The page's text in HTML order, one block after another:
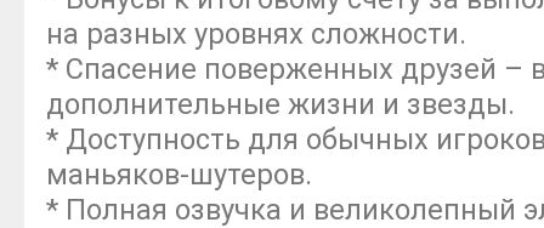
на разных уровнях сложности.
* Спасение поверженных друзей –
дополнительные жизни и звезды.
* Доступность для обычных
маньяков-шутеров.
* Полная озвучка и великолепный